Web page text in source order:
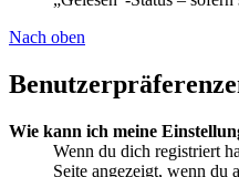
Nach oben
Wie kann ich meine
Wenn du dich registriert
Seite angezeigt, wenn du